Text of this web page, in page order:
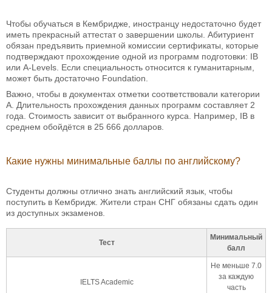
Чтобы обучаться в Кембридже, иностранцу недостаточно будет
иметь прекрасный аттестат о завершении школы. Абитуриент
обязан предъявить приемной комиссии сертификаты, которые
подтверждают прохождение одной из программ подготовки: IB
или A-Levels. Если специальность относится к гуманитарным,
может быть достаточно Foundation.
Важно, чтобы в документах отметки соответствовали категории
A. Длительность прохождения данных программ составляет 2
года. Стоимость зависит от выбранного курса. Например, IB в
среднем обойдётся в 25 666 долларов.
Какие нужны минимальные баллы по английскому?
Студенты должны отлично знать английский язык, чтобы
поступить в Кембридж. Жители стран СНГ обязаны сдать один
из доступных экзаменов.
Тест
Минимальный
балл
IELTS Academic
Не меньше 7.0
за каждую
часть